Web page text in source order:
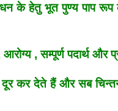
के हेतु भूत पुण्य पाप
आरोग्य , सम्पूर्ण पदार्थ और
कर देते हैं और सब